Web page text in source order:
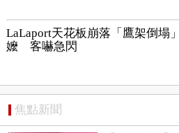
LaLaport天花板崩落「鷹架倒塌
嬤 客嚇急閃
焦點新聞